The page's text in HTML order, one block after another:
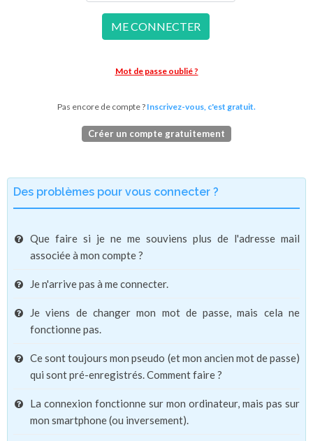
ME CONNECTER
Mot de passe oublié ?
Pas encore de compte ? Inscrivez-vous, c'est gratuit.
Créer un compte gratuitement
Des problèmes pour vous connecter ?
Que faire si je ne me souviens plus de l'adresse mail
associée à mon compte ?
Je n'arrive pas à me connecter.
Je viens de changer mon mot de passe, mais cela ne
fonctionne pas.
Ce sont toujours mon pseudo (et mon ancien mot de passe)
qui sont pré-enregistrés. Comment faire ?
La connexion fonctionne sur mon ordinateur, mais pas sur
mon smartphone (ou inversement).